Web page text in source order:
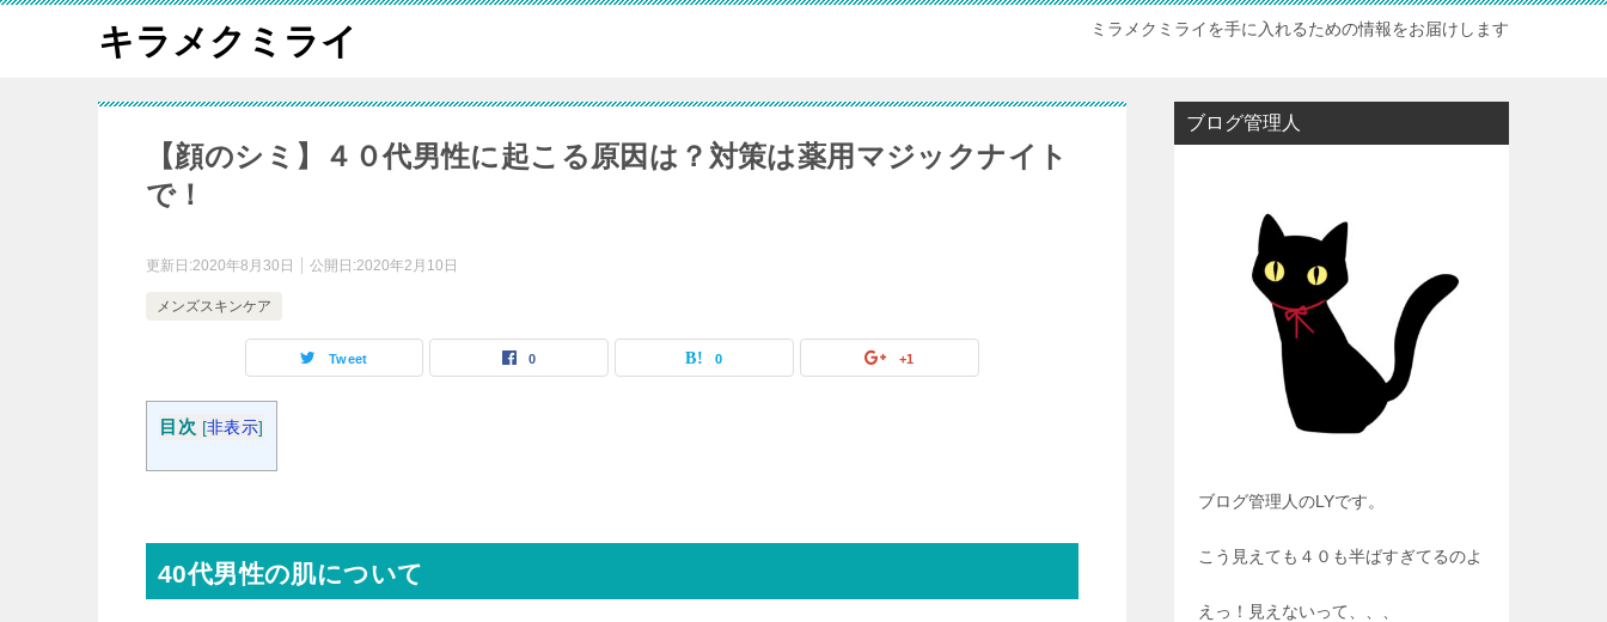
キラメクミライ ミラメクミライを手に入れるための情報をお届けします
【顔のシミ】４０代男性に起こる原因は？対策は薬用マジックナイト
で！
更新日:2020年8月30日 公開日:2020年2月10日
メンズスキンケア
Tweet 0 0 +1
目次 [非表示]
40代男性の肌について
ブログ管理人
ブログ管理人のLYです。
こう見えても４０も半ばすぎてるのよ
えっ！見えないって、、、